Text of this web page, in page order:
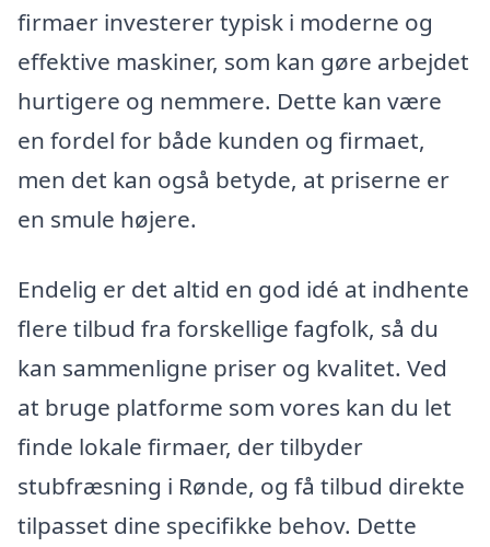
firmaer investerer typisk i moderne og
effektive maskiner, som kan gøre arbejdet
hurtigere og nemmere. Dette kan være
en fordel for både kunden og firmaet,
men det kan også betyde, at priserne er
en smule højere.
Endelig er det altid en god idé at indhente
flere tilbud fra forskellige fagfolk, så du
kan sammenligne priser og kvalitet. Ved
at bruge platforme som vores kan du let
finde lokale firmaer, der tilbyder
stubfræsning i Rønde, og få tilbud direkte
tilpasset dine specifikke behov. Dette